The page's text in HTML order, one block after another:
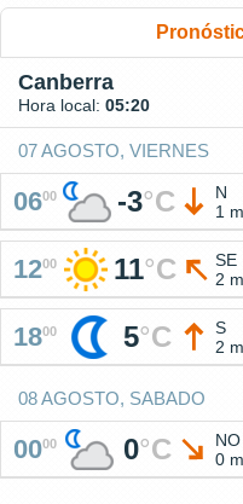
Canberra
Hora local: 05:20
07 AGOSTO, VIERNES
0600 -3°C
N
1
1200 11°C
SE
2
1800 5°C
S
2
08 AGOSTO, SABADO
0000 0°C
NO
0